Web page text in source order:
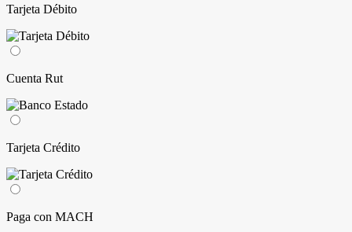
Tarjeta Débito
Cuenta Rut
Tarjeta Crédito
Paga con MACH